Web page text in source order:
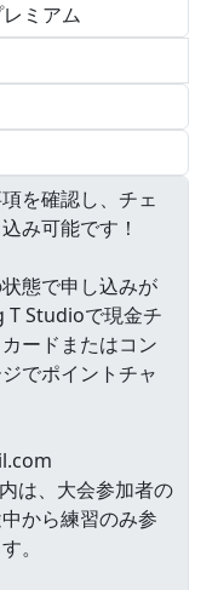
ミアム